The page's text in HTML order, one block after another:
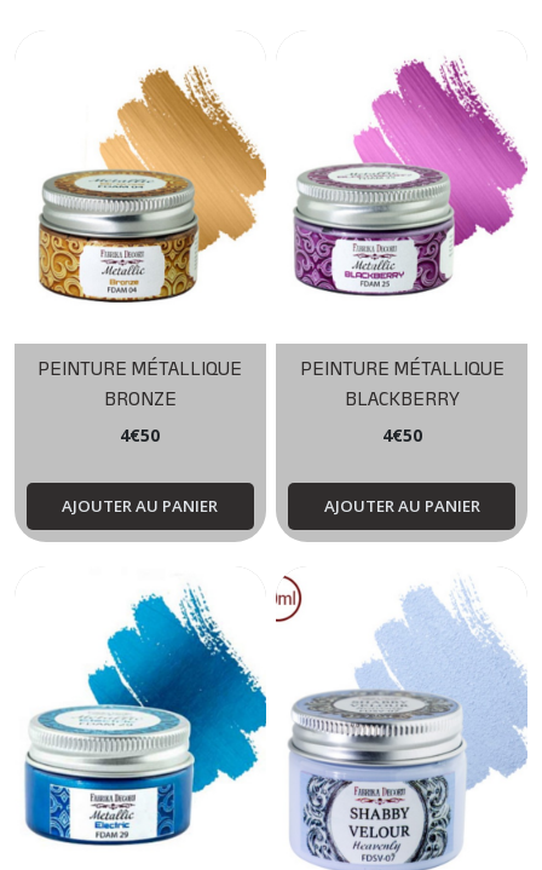
PEINTURE MÉTALLIQUE
BRONZE
4€50
AJOUTER AU PANIER
PEINTURE MÉTALLIQUE
BLACKBERRY
4€50
AJOUTER AU PANIER